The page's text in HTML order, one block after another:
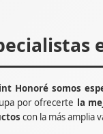
Honoré somos
por ofrecerte la
con la más amplia